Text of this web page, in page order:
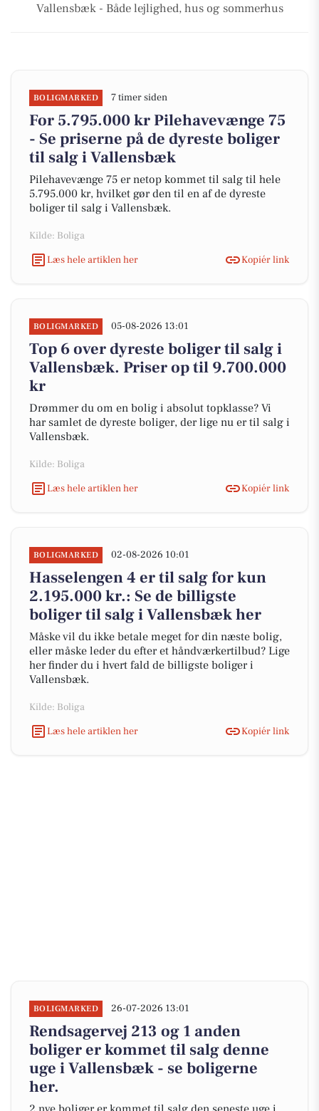
Vallensbæk - Både lejlighed, hus og sommerhus
BOLIGMARKED 7 timer siden
For 5.795.000 kr Pilehavevænge 75
- Se priserne på de dyreste boliger
til salg i Vallensbæk
Pilehavevænge 75 er netop kommet til salg til hele
5.795.000 kr, hvilket gør den til en af de dyreste
boliger til salg i Vallensbæk.
Kilde: Boliga
Læs hele artiklen her
Kopiér link
BOLIGMARKED 05-08-2026 13:01
Top 6 over dyreste boliger til salg i
Vallensbæk. Priser op til 9.700.000
kr
Drømmer du om en bolig i absolut topklasse? Vi
har samlet de dyreste boliger, der lige nu er til salg i
Vallensbæk.
Kilde: Boliga
Læs hele artiklen her
Kopiér link
BOLIGMARKED 02-08-2026 10:01
Hasselengen 4 er til salg for kun
2.195.000 kr.: Se de billigste
boliger til salg i Vallensbæk her
Måske vil du ikke betale meget for din næste bolig,
eller måske leder du efter et håndværkertilbud? Lige
her finder du i hvert fald de billigste boliger i
Vallensbæk.
Kilde: Boliga
Læs hele artiklen her
Kopiér link
BOLIGMARKED 26-07-2026 13:01
Rendsagervej 213 og 1 anden
boliger er kommet til salg denne
uge i Vallensbæk - se boligerne
her.